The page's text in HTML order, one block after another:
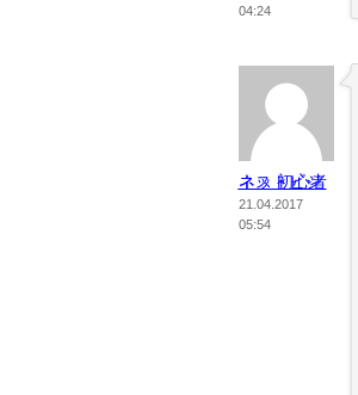
04:24
ネットビジネス 初心者
21.04.2017
05:54